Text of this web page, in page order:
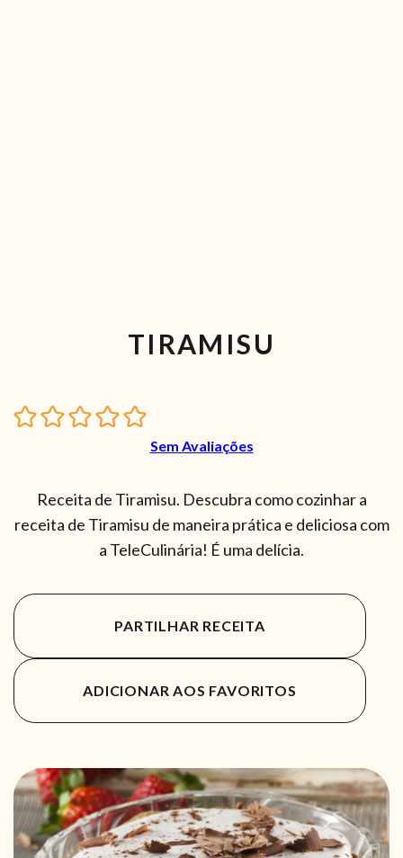
TIRAMISU
Sem Avaliações
Receita de Tiramisu. Descubra como cozinhar a
receita de Tiramisu de maneira prática e deliciosa com
a TeleCulinária! É uma delícia.
PARTILHAR RECEITA
ADICIONAR AOS FAVORITOS